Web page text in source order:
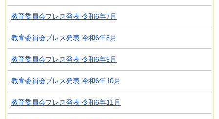
教育委員会プレス発表 令和6年7月
教育委員会プレス発表 令和6年8月
教育委員会プレス発表 令和6年9月
教育委員会プレス発表 令和6年10月
教育委員会プレス発表 令和6年11月